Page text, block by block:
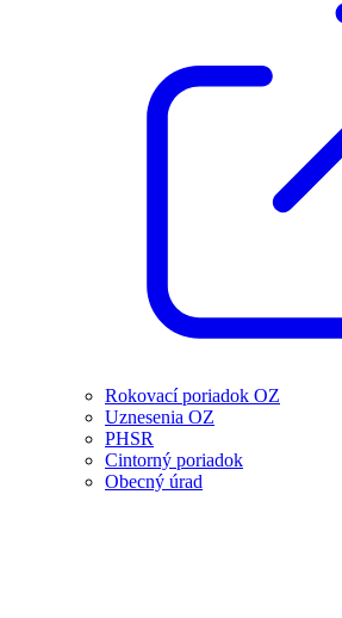
Rokovací poriadok OZ
Uznesenia OZ
PHSR
Cintorný poriadok
Obecný úrad